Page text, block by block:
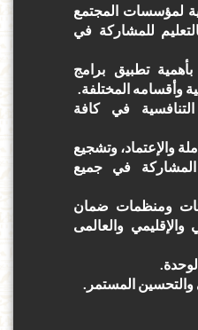
لمؤسسات المجتمع
للمشاركة في
تطبيق برامج
وأقسامه المختلفة.
في كافة
للكلية.
والإعتماد، وتشجيع
المشاركة في جميع
ومنظمات ضمان
والعالمى
والتحسين المستمر